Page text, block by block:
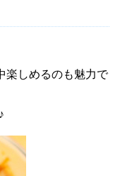
楽しめるのも魅力で